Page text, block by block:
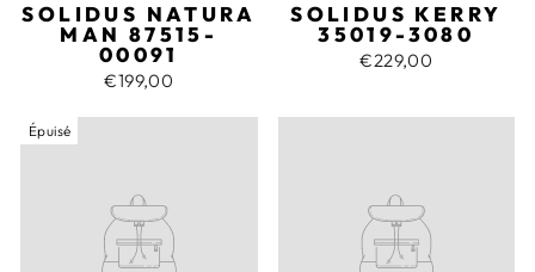
SOLIDUS NATURA
MAN 87515-
00091
€199,00
SOLIDUS KERRY
35019-3080
€229,00
Épuisé